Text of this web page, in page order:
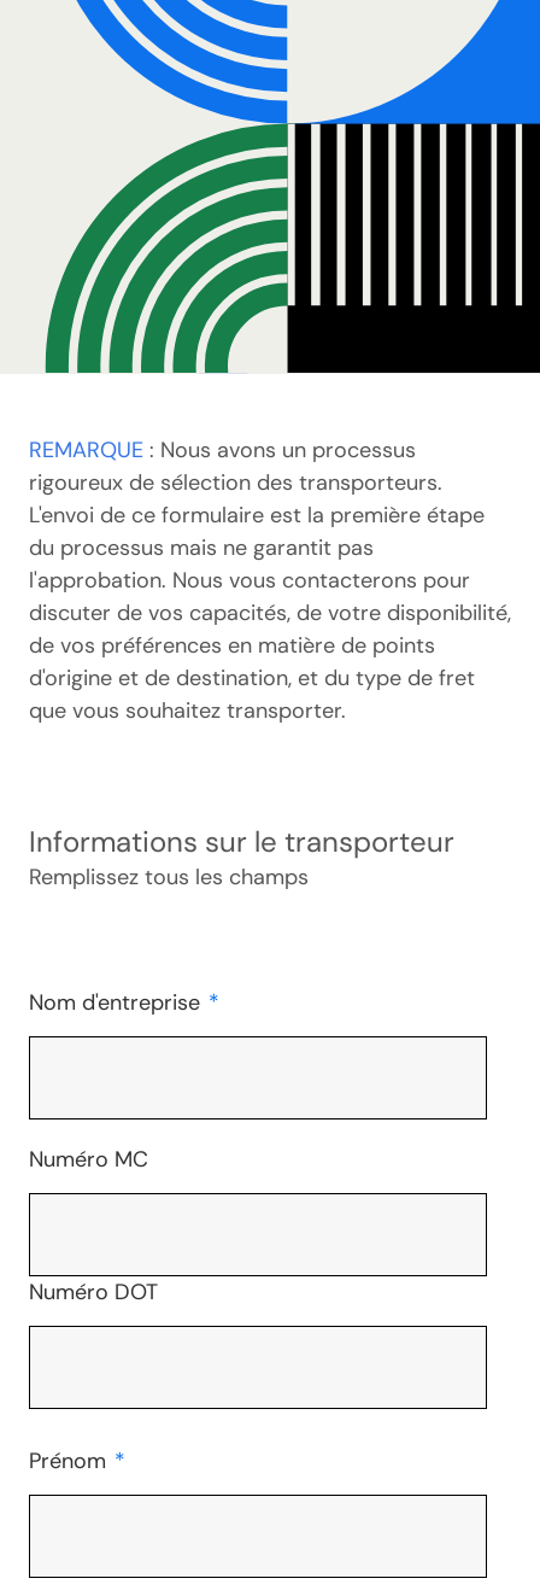
REMARQUE : Nous avons un processus
rigoureux de sélection des transporteurs.
L'envoi de ce formulaire est la première étape
du processus mais ne garantit pas
l'approbation. Nous vous contacterons pour
discuter de vos capacités, de votre disponibilité,
de vos préférences en matière de points
d'origine et de destination, et du type de fret
que vous souhaitez transporter.
Informations sur le transporteur
Remplissez tous les champs
Nom d'entreprise *
Numéro MC
Numéro DOT
Prénom *